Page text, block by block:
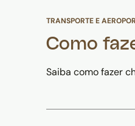
TRANSPORTE E
Como
Saiba como fazer